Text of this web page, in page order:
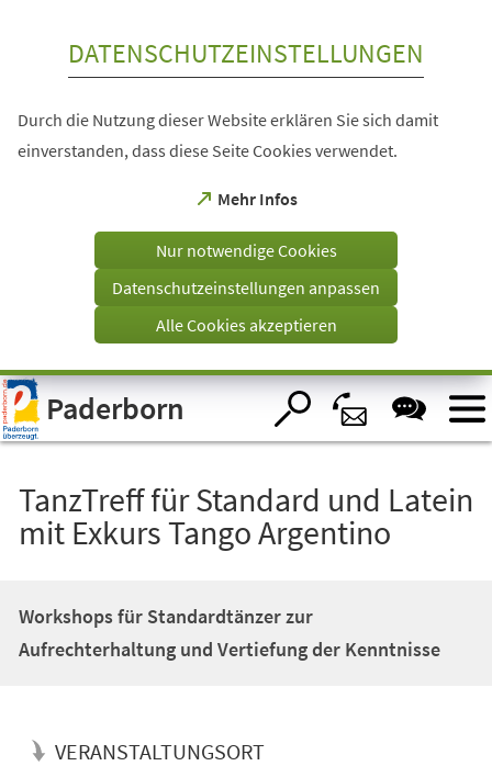
Visuelle
Assistenzsoftware
öffnen.
DATENSCHUTZEINSTELLUNGEN
Durch die Nutzung dieser Website erklären Sie sich damit
einverstanden, dass diese Seite Cookies verwendet.
Mehr Infos
(Öffnet
einem
Tab)
Nur notwendige Cookies
Datenschutzeinstellungen anpassen
Alle Cookies akzeptieren
Paderborn
TanzTreff für Standard und Latein
mit Exkurs Tango Argentino
Workshops für Standardtänzer zur
Aufrechterhaltung und Vertiefung der Kenntnisse
VERANSTALTUNGSORT